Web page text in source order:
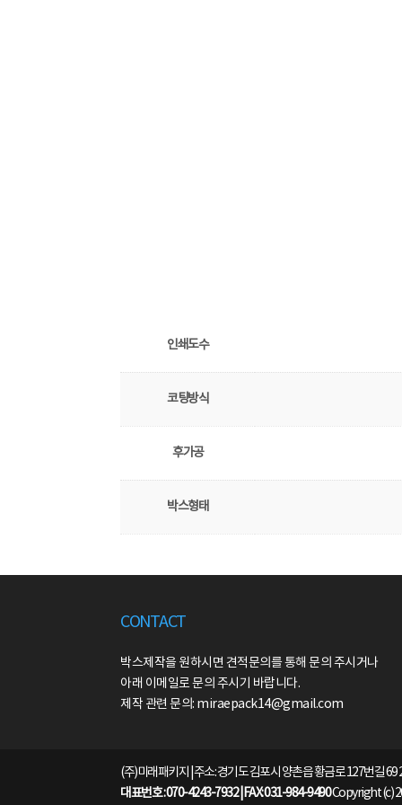
인쇄도수
코팅방식
후가공
박스형태
CONTACT
박스제작을 원하시면 견적문의를 통해 문의 주시거나
아래 이메일로 문의 주시기 바랍니다.
제작 관련 문의: miraepack14@gmail.com
(주)미래패키지 | 주소: 경기도 김포시 양촌읍 황금로 127번길 69
대표번호 : 070-4243-7932 | FAX: 031-984-9490Copyright (c)